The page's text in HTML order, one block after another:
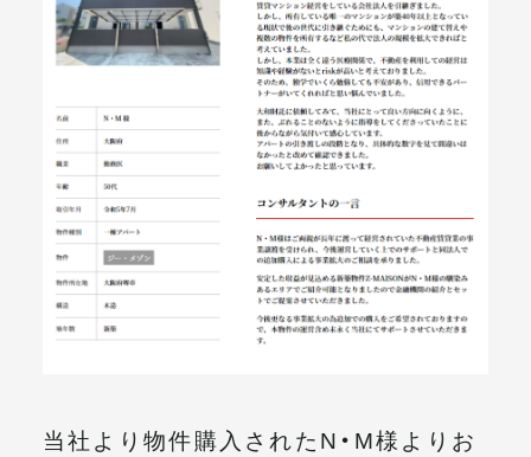
当社より物件購入されたN・M様よりお